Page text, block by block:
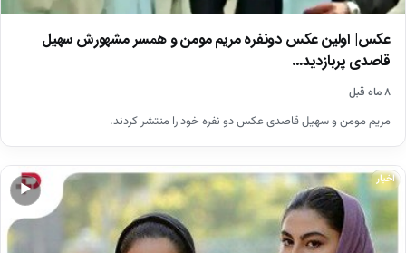
عکس| اولین عکس دونفره مریم مومن و همسر مشهورش سهیل
قاصدی پربازدید…
۸ ماه قبل
مریم مومن و سهیل قاصدی عکس دو نفره خود را منتشر کردند.
▶
اخبار